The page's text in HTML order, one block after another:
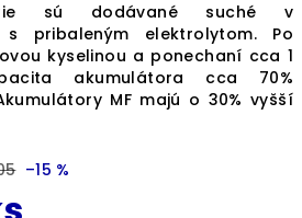
sú dodávané suché v
pribaleným elektrolytom. Po
kyselinou a ponechaní cca 1
akumulátora cca 70%
MF majú o 30% vyšší
–15 %